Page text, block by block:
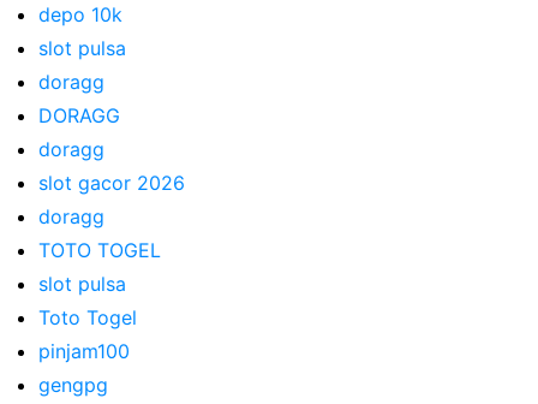
depo 10k
slot pulsa
doragg
DORAGG
doragg
slot gacor 2026
doragg
TOTO TOGEL
slot pulsa
Toto Togel
pinjam100
gengpg